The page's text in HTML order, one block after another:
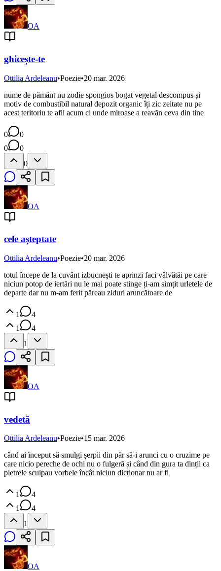
OA
ghicește-te
Ottilia Ardeleanu•Poezie•20 mar. 2026
nume de pământ nu zodie spongios bogat vegetal descompus și
motiv de combustibil natural depozit organic îți zic zeitate nu pe
acest teritoriu te afli acum ci unde miroase a reavăn ceva din tine
0
0
0
0
0
OA
cele așteptate
Ottilia Ardeleanu•Poezie•20 mar. 2026
totul începe de la cuvânt izbucnești te aprinzi faci vâlvătăi pe care
niciun potop de iertări nu le mai poate stinge ți-am simțit urletele de
departe dar nu m-am ferit păreau ziduri aruncătoare de
1
4
1
4
1
OA
vedetă
Ottilia Ardeleanu•Poezie•15 mar. 2026
când ai început să smulgi șerpii din păr să-i arunci cu o cruzime pe
care nicio pereche de ochi nu o fulgeră și când din gura ta dinții ca
pietrele scuipau vorbele încât niciun dicționar nu ar fi
1
4
1
4
1
OA